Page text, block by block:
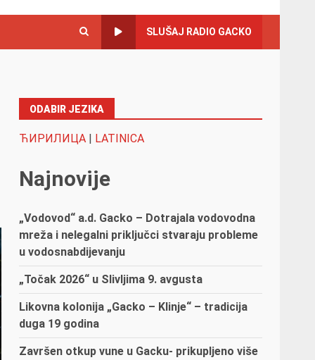
SLUŠAJ RADIO GACKO
ODABIR JEZIKA
ЋИРИЛИЦА | LATINICA
Najnovije
„Vodovod“ a.d. Gacko – Dotrajala vodovodna
mreža i nelegalni priključci stvaraju probleme
u vodosnabdijevanju
„Točak 2026“ u Slivljima 9. avgusta
Likovna kolonija „Gacko – Klinje“ – tradicija
duga 19 godina
Završen otkup vune u Gacku- prikupljeno više